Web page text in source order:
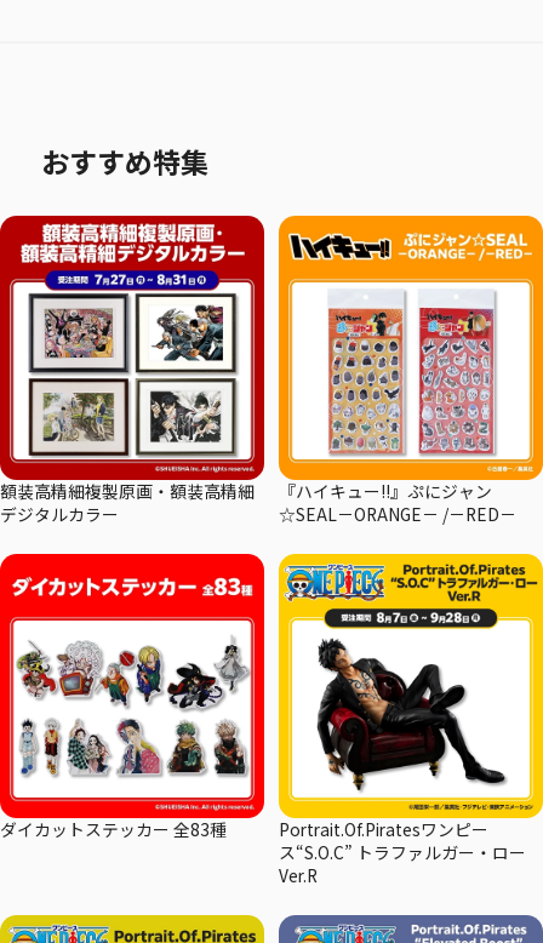
おすすめ特集
額装高精細複製原画・額装高精細
デジタルカラー
『ハイキュー!!』ぷにジャン
☆SEAL－ORANGE－ /－RED－
ダイカットステッカー 全83種
Portrait.Of.Piratesワンピー
ス“S.O.C” トラファルガー・ロー
Ver.R